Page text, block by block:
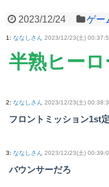
2023/12/24 ゲー
1: ななしさん 2023/12/23(土)
半熟ヒー
2: ななしさん 2023/12/23(土)
フロントミッション1st
3: ななしさん 2023/12/23(土)
バウンサーだろ